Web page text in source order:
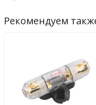
Рекомендуем